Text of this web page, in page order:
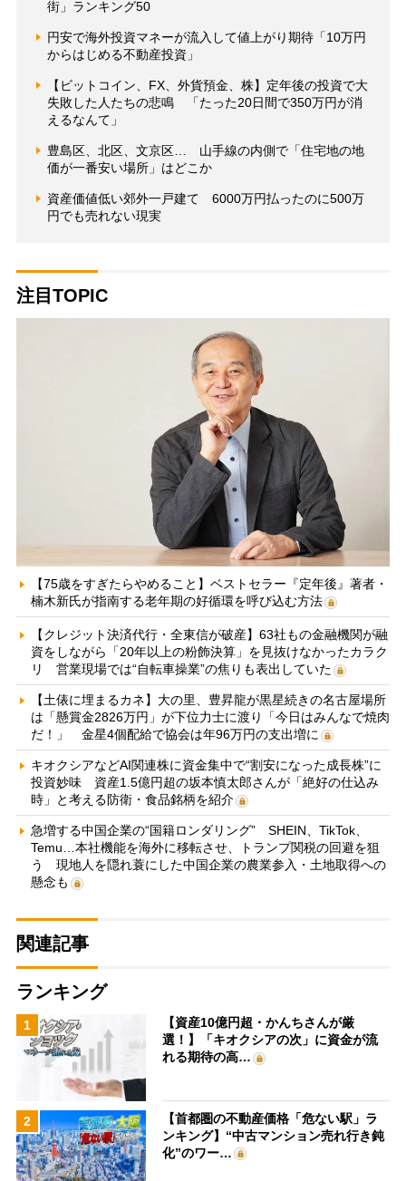
街」ランキング50
円安で海外投資マネーが流入して値上がり期待「10万円
からはじめる不動産投資」
【ビットコイン、FX、外貨預金、株】定年後の投資で大
失敗した人たちの悲鳴 「たった20日間で350万円が消
えるなんて」
豊島区、北区、文京区… 山手線の内側で「住宅地の地
価が一番安い場所」はどこか
資産価値低い郊外一戸建て 6000万円払ったのに500万
円でも売れない現実
注目TOPIC
【75歳をすぎたらやめること】ベストセラー『定年後』著者・
楠木新氏が指南する老年期の好循環を呼び込む方法
【クレジット決済代行・全東信が破産】63社もの金融機関が融
資をしながら「20年以上の粉飾決算」を見抜けなかったカラク
リ 営業現場では“自転車操業”の焦りも表出していた
【土俵に埋まるカネ】大の里、豊昇龍が黒星続きの名古屋場所
は「懸賞金2826万円」が下位力士に渡り「今日はみんなで焼肉
だ！」 金星4個配給で協会は年96万円の支出増に
キオクシアなどAI関連株に資金集中で“割安になった成長株”に
投資妙味 資産1.5億円超の坂本慎太郎さんが「絶好の仕込み
時」と考える防衛・食品銘柄を紹介
急増する中国企業の“国籍ロンダリング” SHEIN、TikTok、
Temu…本社機能を海外に移転させ、トランプ関税の回避を狙
う 現地人を隠れ蓑にした中国企業の農業参入・土地取得への
懸念も
関連記事
ランキング
1
【資産10億円超・かんちさんが厳
選！】「キオクシアの次」に資金が流
れる期待の高…
2
【首都圏の不動産価格「危ない駅」ラ
ンキング】“中古マンション売れ行き鈍
化”のワー…